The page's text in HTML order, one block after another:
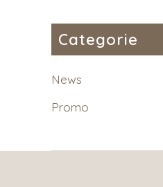
Categorie
News
Promo